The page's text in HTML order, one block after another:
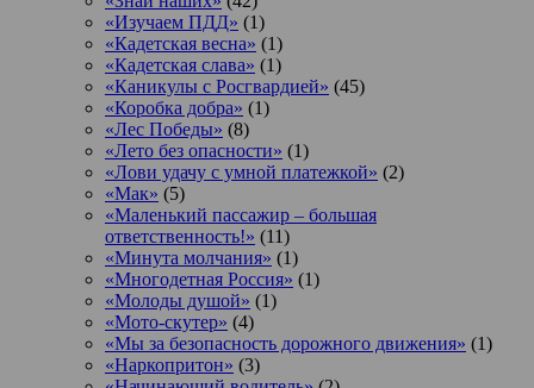
«Изучаем ПДД» (1)
«Кадетская весна» (1)
«Кадетская слава» (1)
«Каникулы с Росгвардией» (45)
«Коробка добра» (1)
«Лес Победы» (8)
«Лето без опасности» (1)
«Лови удачу с умной платежкой» (2)
«Мак» (5)
«Маленький пассажир – большая
ответственность!» (11)
«Минута молчания» (1)
«Многодетная Россия» (1)
«Молоды душой» (1)
«Мото-скутер» (4)
«Мы за безопасность дорожного движения» (1)
«Наркопритон» (3)